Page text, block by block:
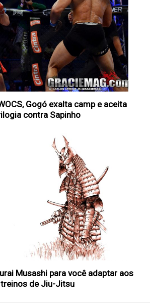
Gogó exalta camp e aceita
contra Sapinho
Musashi para você adaptar aos
treinos de Jiu-Jitsu